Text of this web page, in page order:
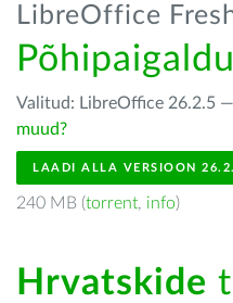
LibreOffice
Valitud: LibreOffice 26.2.5
muud?
LAADI ALLA VERSIOON
240 MB (torrent, info)
Hrvatskide